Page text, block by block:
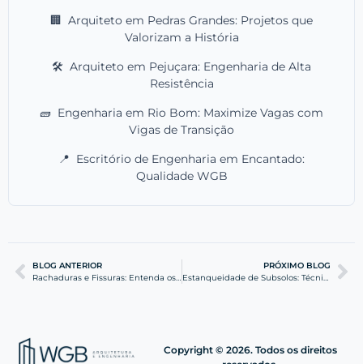
🏢 Arquiteto em Pedras Grandes: Projetos que
Valorizam a História
🛠️ Arquiteto em Pejuçara: Engenharia de Alta
Resistência
🧱 Engenharia em Rio Bom: Maximize Vagas com
Vigas de Transição
📍 Escritório de Engenharia em Encantado:
Qualidade WGB
BLOG ANTERIOR
Rachaduras e Fissuras: Entenda os Perigos Estruturais
PRÓXIMO BLOG
Estanqueidade de Subsolos: Técnicas e Soluções Eficazes
Copyright © 2026. Todos os direitos